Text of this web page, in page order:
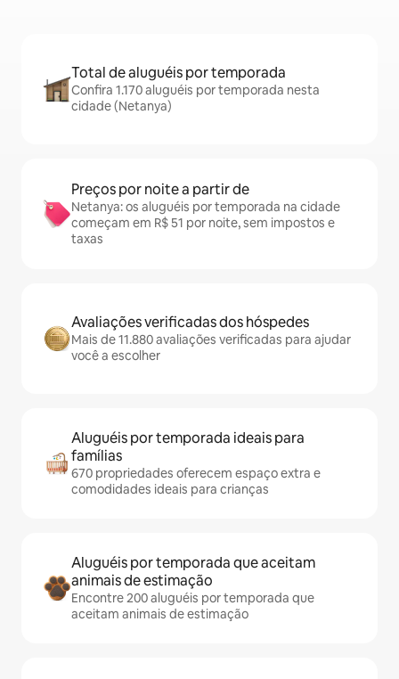
Total de aluguéis por temporada
Confira 1.170 aluguéis por temporada nesta
cidade (Netanya)
Preços por noite a partir de
Netanya: os aluguéis por temporada na cidade
começam em R$ 51 por noite, sem impostos e
taxas
Avaliações verificadas dos hóspedes
Mais de 11.880 avaliações verificadas para ajudar
você a escolher
Aluguéis por temporada ideais para
famílias
670 propriedades oferecem espaço extra e
comodidades ideais para crianças
Aluguéis por temporada que aceitam
animais de estimação
Encontre 200 aluguéis por temporada que
aceitam animais de estimação